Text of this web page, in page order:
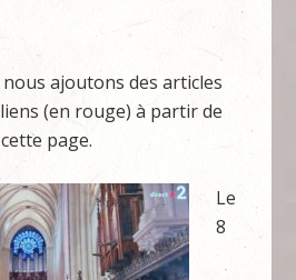
ajoutons des articles
(en rouge) à partir de
cette page.
Le
8